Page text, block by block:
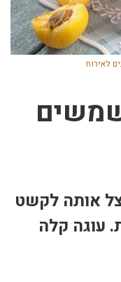
לאירוח
אותה לקשט
עוגה קלה